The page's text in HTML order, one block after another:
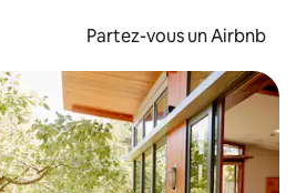
Partez-vous un Airbnb